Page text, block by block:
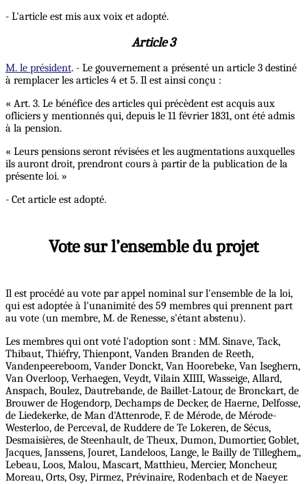
- L'article est mis aux voix et adopté.
Article 3
M. le président. - Le gouvernement a présenté un article 3 destiné
à remplacer les articles 4 et 5. Il est ainsi conçu :
« Art. 3. Le bénéfice des articles qui précèdent est acquis aux
ofliciers y mentionnés qui, depuis le 11 février 1831, ont été admis
à la pension.
« Leurs pensions seront révisées et les augmentations auxquelles
ils auront droit, prendront cours à partir de la publication de la
présente loi. »
- Cet article est adopté.
Vote sur l’ensemble du projet
Il est procédé au vote par appel nominal sur l'ensemble de la loi,
qui est adoptée à l'unanimité des 59 membres qui prennent part
au vote (un membre, M. de Renesse, s'étant abstenu).
Les membres qui ont voté l'adoption sont : MM. Sinave, Tack,
Thibaut, Thiéfry, Thienpont, Vanden Branden de Reeth,
Vandenpeereboom, Vander Donckt, Van Hoorebeke, Van Iseghern,
Van Overloop, Verhaegen, Veydt, Vilain XIIII, Wasseige, Allard,
Anspach, Boulez, Dautrebande, de Baillet-Latour, de Bronckart, de
Brouwer de Hogendorp, Dechamps de Decker, de Haerne, Delfosse,
de Liedekerke, de Man d'Attenrode, F. de Mérode, de Mérode-
Westerloo, de Perceval, de Ruddere de Te Lokeren, de Sécus,
Desmaisières, de Steenhault, de Theux, Dumon, Dumortier, Goblet,
Jacques, Janssens, Jouret, Landeloos, Lange, le Bailly de Tilleghem,,
Lebeau, Loos, Malou, Mascart, Matthieu, Mercier, Moncheur,
Moreau, Orts, Osy, Pirmez, Prévinaire, Rodenbach et de Naeyer.